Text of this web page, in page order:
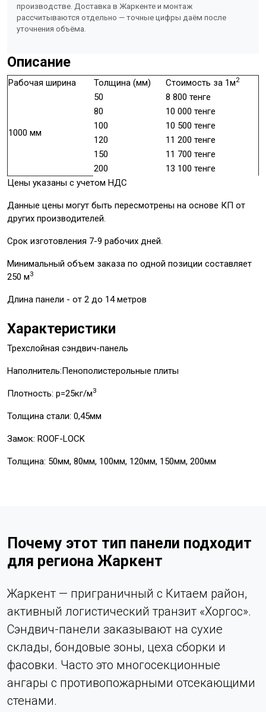
производстве. Доставка в Жаркенте и монтаж
рассчитываются отдельно — точные цифры даём после
уточнения объёма.
Описание
Рабочая ширина Толщина (мм) Стоимость за 1м2
1000 мм
50
8 800 тенге
80
10 000 тенге
100
10 500 тенге
120
11 200 тенге
150
11 700 тенге
200
13 100 тенге
Цены указаны с учетом НДС
Данные цены могут быть пересмотрены на основе КП от
других производителей.
Срок изготовления 7-9 рабочих дней.
Минимальный объем заказа по одной позиции составляет
250 м3
Длина панели - от 2 до 14 метров
Характеристики
Трехслойная сэндвич-панель
Наполнитель:Пенополистерольные плиты
Плотность: p=25кг/м3
Толщина стали: 0,45мм
Замок: ROOF-LOCK
Толщина: 50мм, 80мм, 100мм, 120мм, 150мм, 200мм
Почему этот тип панели подходит
для региона Жаркент
Жаркент — приграничный с Китаем район,
активный логистический транзит «Хоргос».
Сэндвич-панели заказывают на сухие
склады, бондовые зоны, цеха сборки и
фасовки. Часто это многосекционные
ангары с противопожарными отсекающими
стенами.